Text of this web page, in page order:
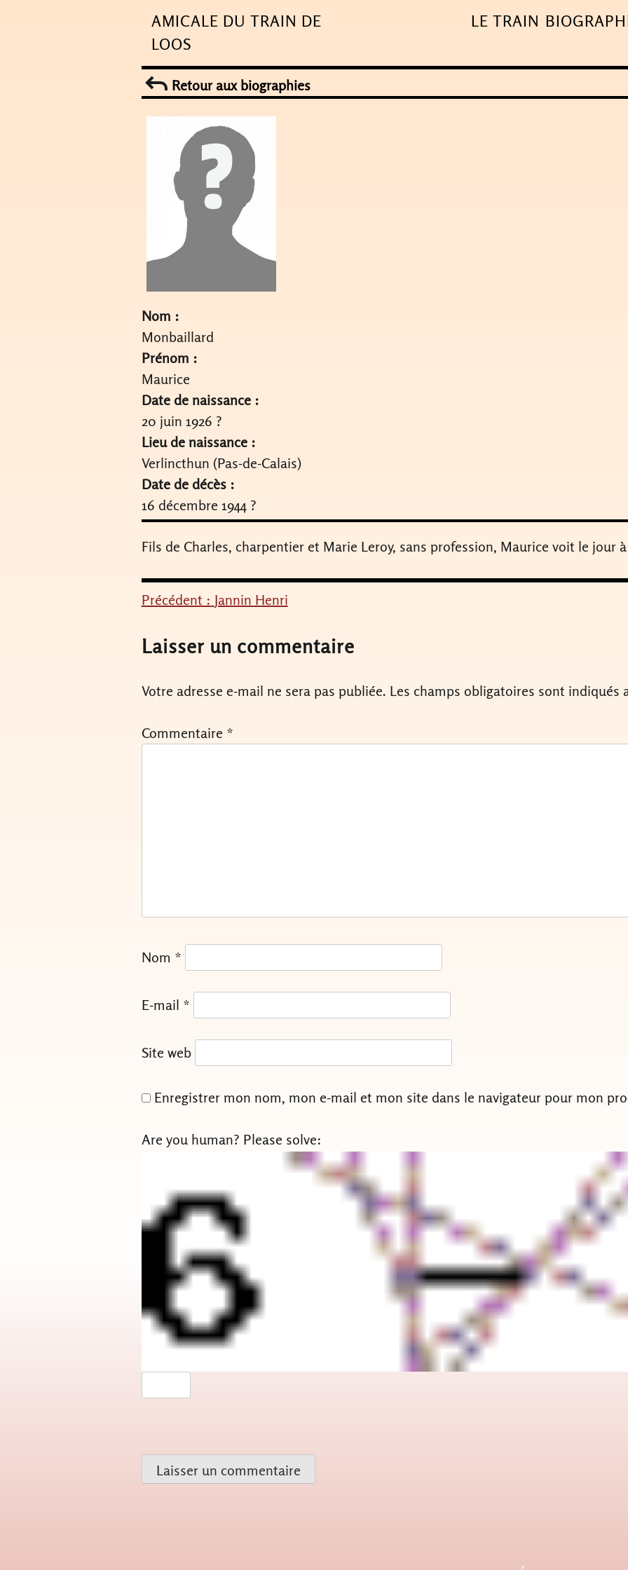
to
content
AMICALE DU TRAIN DE
LOOS
LE TRAIN
Retour aux biographies
Nom :
Monbaillard
Prénom :
Maurice
Date de naissance :
20 juin 1926 ?
Lieu de naissance :
Verlincthun (Pas-de-Calais)
Date de décès :
16 décembre 1944 ?
Fils de Charles, charpentier et Marie Leroy, sans profession, Maurice voit le jour
Navigation
de
Précédent : Jannin Henri
Laisser un commentaire
Votre adresse e-mail ne sera pas publiée. Les champs obligatoires sont indiqués
Commentaire *
Nom *
E-mail *
Site web
Enregistrer mon nom, mon e-mail et mon site dans le navigateur pour mon
Are you human? Please solve: